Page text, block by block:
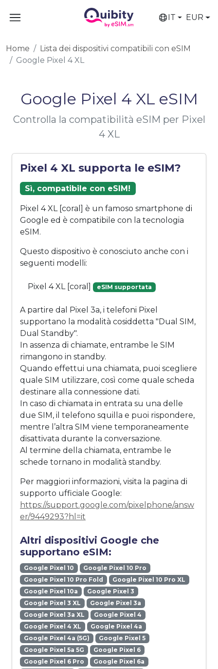
IT EUR
Home
Lista dei dispositivi compatibili con eSIM
Google Pixel 4 XL
Google Pixel 4 XL eSIM
Controlla la compatibilità eSIM per Pixel
4 XL
Pixel 4 XL supporta le eSIM?
Sì, compatibile con eSIM!
Pixel 4 XL [coral] è un famoso smartphone di
Google ed è compatibile con la tecnologia
eSIM.
Questo dispositivo è conosciuto anche con i
seguenti modelli:
Pixel 4 XL [coral] eSIM supportata
A partire dal Pixel 3a, i telefoni Pixel
supportano la modalità cosiddetta "Dual SIM,
Dual Standby".
In assenza di chiamate, entrambe le SIM
rimangono in standby.
Quando effettui una chiamata, puoi scegliere
quale SIM utilizzare, così come quale scheda
destinare alla connessione dati.
In caso di chiamata in entrata su una delle
due SIM, il telefono squilla e puoi rispondere,
mentre l’altra SIM viene temporaneamente
disattivata durante la conversazione.
Al termine della chiamata, entrambe le
schede tornano in modalità standby.
Per maggiori informazioni, visita la pagina di
supporto ufficiale Google:
https://support.google.com/pixelphone/answ
er/9449293?hl=it
Altri dispositivi Google che
supportano eSIM:
Google Pixel 10
Google Pixel 10 Pro
Google Pixel 10 Pro Fold
Google Pixel 10 Pro XL
Google Pixel 10a
Google Pixel 3
Google Pixel 3 XL
Google Pixel 3a
Google Pixel 3a XL
Google Pixel 4
Google Pixel 4 XL
Google Pixel 4a
Google Pixel 4a (5G)
Google Pixel 5
Google Pixel 5a 5G
Google Pixel 6
Google Pixel 6 Pro
Google Pixel 6a